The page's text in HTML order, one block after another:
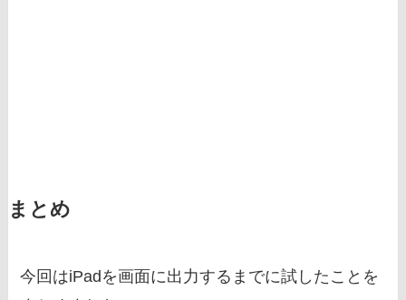
まとめ
今回はiPadを画面に出力するまでに試したことを